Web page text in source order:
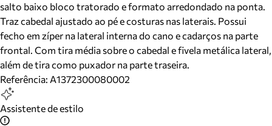
salto baixo bloco tratorado e formato arredondado na ponta.
Traz cabedal ajustado ao pé e costuras nas laterais. Possui
fecho em zíper na lateral interna do cano e cadarços na parte
frontal. Com tira média sobre o cabedal e fivela metálica lateral,
além de tira como puxador na parte traseira.
Referência: A1372300080002
Assistente de estilo